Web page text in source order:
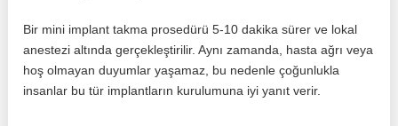
Bir mini implant takma prosedürü 5-10 dakika sürer ve lokal
anestezi altında gerçekleştirilir. Aynı zamanda, hasta ağrı veya
hoş olmayan duyumlar yaşamaz, bu nedenle çoğunlukla
insanlar bu tür implantların kurulumuna iyi yanıt verir.